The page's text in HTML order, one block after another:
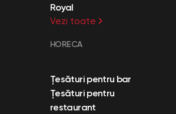
Royal
Vezi toate
HORECA
Țesături pentru bar
Țesături pentru
restaurant